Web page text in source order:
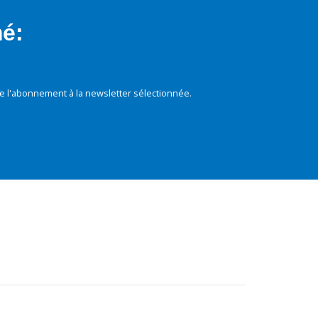
l'abonnement à la newsletter sélectionnée.